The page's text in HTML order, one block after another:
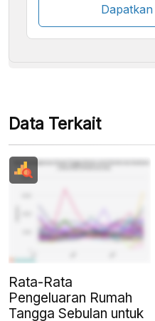
Beberapa metode
Data Terkait
Rata-Rata
Pengeluaran Rumah
Tangga Sebulan untuk